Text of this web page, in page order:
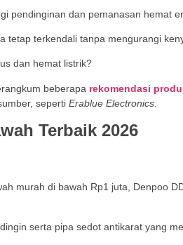
pendinginan dan pemanasan hemat
tetap terkendali tanpa mengurangi
dan hemat listrik?
beberapa rekomendasi
seperti Erablue Electronics
Terbaik 2026
murah di bawah Rp1 juta, Denpoo
serta pipa sedot antikarat yang